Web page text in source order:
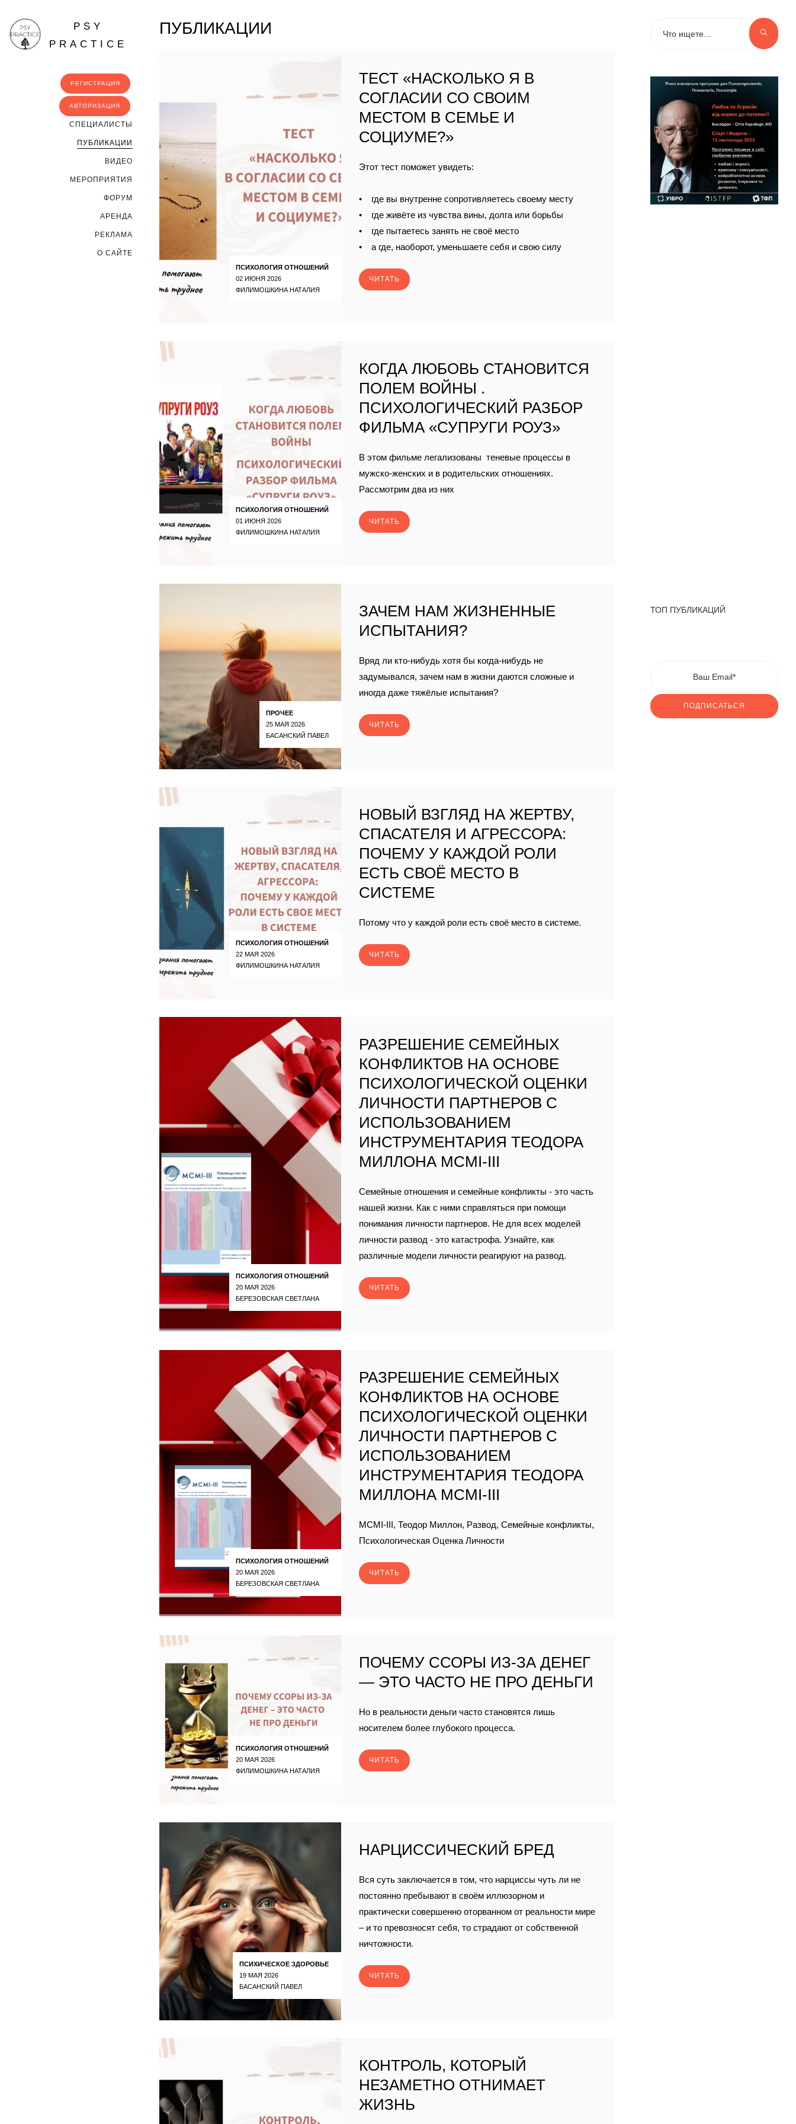
PSY
PRACTICE
РЕГИСТРАЦИЯ
АВТОРИЗАЦИЯ
CПЕЦИАЛИСТЫ
ПУБЛИКАЦИИ
ВИДЕО
МЕРОПРИЯТИЯ
ФОРУМ
АРЕНДА
РЕКЛАМА
О САЙТЕ
ПУБЛИКАЦИИ
ПСИХОЛОГИЯ ОТНОШЕНИЙ
02 ИЮНЯ 2026
ФИЛИМОШКИНА НАТАЛИЯ
ТЕСТ «НАСКОЛЬКО Я В
СОГЛАСИИ СО СВОИМ
МЕСТОМ В СЕМЬЕ И
СОЦИУМЕ?»
Этот тест поможет увидеть:
• где вы внутренне сопротивляетесь своему месту
• где живёте из чувства вины, долга или борьбы
• где пытаетесь занять не своё место
• а где, наоборот, уменьшаете себя и свою силу
ЧИТАТЬ
ПСИХОЛОГИЯ ОТНОШЕНИЙ
01 ИЮНЯ 2026
ФИЛИМОШКИНА НАТАЛИЯ
КОГДА ЛЮБОВЬ СТАНОВИТСЯ
ПОЛЕМ ВОЙНЫ .
ПСИХОЛОГИЧЕСКИЙ РАЗБОР
ФИЛЬМА «СУПРУГИ РОУЗ»
В этом фильме легализованы теневые процессы в
мужско-женских и в родительских отношениях.
Рассмотрим два из них
ЧИТАТЬ
ПРОЧЕЕ
25 МАЯ 2026
БАСАНСКИЙ ПАВЕЛ
ЗАЧЕМ НАМ ЖИЗНЕННЫЕ
ИСПЫТАНИЯ?
Вряд ли кто-нибудь хотя бы когда-нибудь не
задумывался, зачем нам в жизни даются сложные и
иногда даже тяжёлые испытания?
ЧИТАТЬ
ПСИХОЛОГИЯ ОТНОШЕНИЙ
22 МАЯ 2026
ФИЛИМОШКИНА НАТАЛИЯ
НОВЫЙ ВЗГЛЯД НА ЖЕРТВУ,
СПАСАТЕЛЯ И АГРЕССОРА:
ПОЧЕМУ У КАЖДОЙ РОЛИ
ЕСТЬ СВОЁ МЕСТО В
СИСТЕМЕ
Потому что у каждой роли есть своё место в системе.
ЧИТАТЬ
ПСИХОЛОГИЯ ОТНОШЕНИЙ
20 МАЯ 2026
БЕРЕЗОВСКАЯ СВЕТЛАНА
РАЗРЕШЕНИЕ СЕМЕЙНЫХ
КОНФЛИКТОВ НА ОСНОВЕ
ПСИХОЛОГИЧЕСКОЙ ОЦЕНКИ
ЛИЧНОСТИ ПАРТНЕРОВ С
ИСПОЛЬЗОВАНИЕМ
ИНСТРУМЕНТАРИЯ ТЕОДОРА
МИЛЛОНА MCMI-III
Семейные отношения и семейные конфликты - это часть
нашей жизни. Как с ними справляться при помощи
понимания личности партнеров. Не для всех моделей
личности развод - это катастрофа. Узнайте, как
различные модели личности реагируют на развод.
ЧИТАТЬ
ПСИХОЛОГИЯ ОТНОШЕНИЙ
20 МАЯ 2026
БЕРЕЗОВСКАЯ СВЕТЛАНА
РАЗРЕШЕНИЕ СЕМЕЙНЫХ
КОНФЛИКТОВ НА ОСНОВЕ
ПСИХОЛОГИЧЕСКОЙ ОЦЕНКИ
ЛИЧНОСТИ ПАРТНЕРОВ С
ИСПОЛЬЗОВАНИЕМ
ИНСТРУМЕНТАРИЯ ТЕОДОРА
МИЛЛОНА MCMI-III
MCMI-III, Теодор Миллон, Развод, Семейные конфликты,
Психологическая Оценка Личности
ЧИТАТЬ
ПСИХОЛОГИЯ ОТНОШЕНИЙ
20 МАЯ 2026
ФИЛИМОШКИНА НАТАЛИЯ
ПОЧЕМУ ССОРЫ ИЗ-ЗА ДЕНЕГ
— ЭТО ЧАСТО НЕ ПРО ДЕНЬГИ
Но в реальности деньги часто становятся лишь
носителем более глубокого процесса.
ЧИТАТЬ
ПСИХИЧЕСКОЕ ЗДОРОВЬЕ
19 МАЯ 2026
БАСАНСКИЙ ПАВЕЛ
НАРЦИССИЧЕСКИЙ БРЕД
Вся суть заключается в том, что нарциссы чуть ли не
постоянно пребывают в своём иллюзорном и
практически совершенно оторванном от реальности мире
– и то превозносят себя, то страдают от собственной
ничтожности.
ЧИТАТЬ
КОНТРОЛЬ, КОТОРЫЙ
НЕЗАМЕТНО ОТНИМАЕТ
ЖИЗНЬ
ТОП ПУБЛИКАЦИЙ
ПОДПИСАТЬСЯ